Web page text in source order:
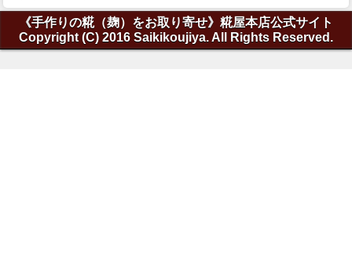
《手作りの糀（麹）をお取り寄せ》糀屋本店公式サイト
Copyright (C) 2016 Saikikoujiya. All Rights Reserved.